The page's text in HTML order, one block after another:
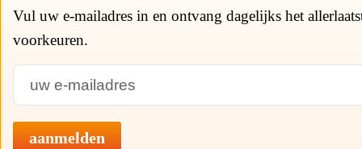
Vul uw e-mailadres in en ontvang dagelijks het
voorkeuren.
aanmelden